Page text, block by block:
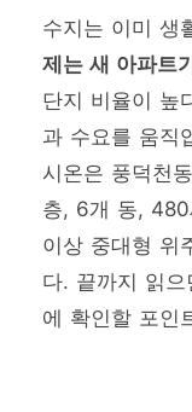
수지는 이미 생
제는 새 아파트
단지 비율이 높
과 수요를 움직
시온은 풍덕천
층, 6개 동, 480
이상 중대형 위
다. 끝까지 읽으
에 확인할 포인